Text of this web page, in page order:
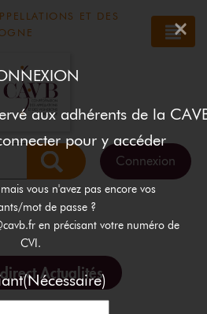
ET DES
RechercherConnexion
×
aux adhérents de la
pour y accéder
vous n'avez pas encore vos
mot de passe ?
en précisant votre numéro de
CVI.
(Nécessaire)
Actualités